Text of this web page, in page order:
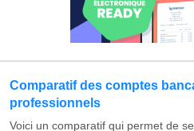
Comparatif des comptes
professionnels
Voici un comparatif qui permet de